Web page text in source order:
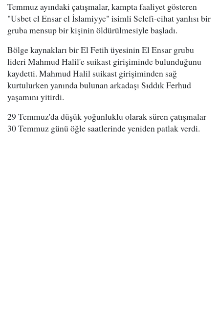
Temmuz ayındaki çatışmalar, kampta faaliyet gösteren
"Usbet el Ensar el İslamiyye" isimli Selefi-cihat yanlısı bir
gruba mensup bir kişinin öldürülmesiyle başladı.
Bölge kaynakları bir El Fetih üyesinin El Ensar grubu
lideri Mahmud Halil'e suikast girişiminde bulunduğunu
kaydetti. Mahmud Halil suikast girişiminden sağ
kurtulurken yanında bulunan arkadaşı Sıddık Ferhud
yaşamını yitirdi.
29 Temmuz'da düşük yoğunluklu olarak süren çatışmalar
30 Temmuz günü öğle saatlerinde yeniden patlak verdi.